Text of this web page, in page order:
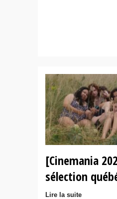
[Cinemania
sélection
Lire la suite